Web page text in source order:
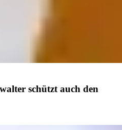
schützt auch den